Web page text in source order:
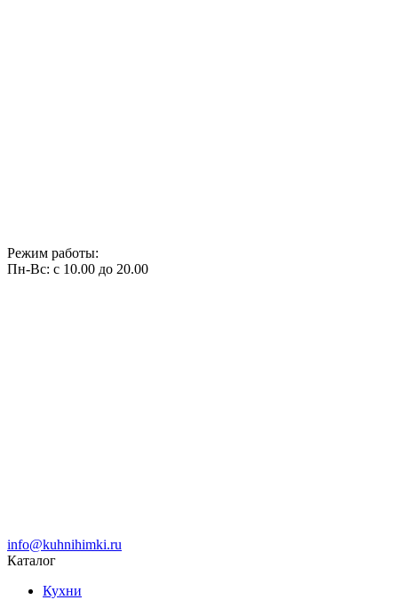
Режим работы:
Пн-Вс: с 10.00 до 20.00
info@kuhnihimki.ru
Каталог
Кухни